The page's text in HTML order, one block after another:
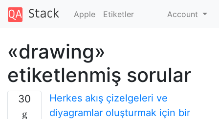
Apple Etiketler Account
«drawing»
etiketlenmiş sorular
30
Herkes akış çizelgeleri ve
diyagramlar oluşturmak için bir